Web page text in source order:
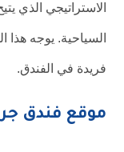
الاستراتيجي الذي
السياحية. يوجه هذا
فريدة في الفندق.
موقع فندق